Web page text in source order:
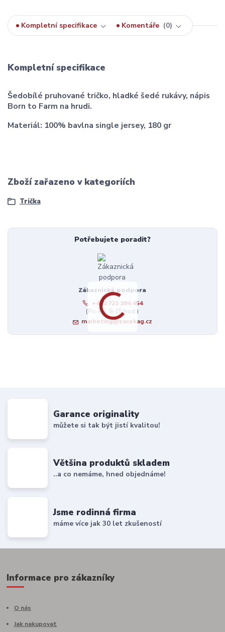
Kompletní specifikace Komentáře 0
Kompletní specifikace
Šedobílé pruhované tričko, hladké šedé rukávy, nápis
Born to Farm na hrudi.
Materiál: 100% bavlna single jersey, 180 gr
Zboží zařazeno v kategoriích
Trička
Potřebujete poradit?
Zákaznická podpora
+420 723 384 454
(Po-Pá, 8-15 hod.)
marketing@zacekag.cz
Garance originality
můžete si tak být jistí kvalitou!
Většina produktů skladem
..a co nemáme, hned objednáme!
Jsme rodinná firma
máme více jak 30 let zkušeností
Informace pro zákazníky
O nás
Jak nakupovat